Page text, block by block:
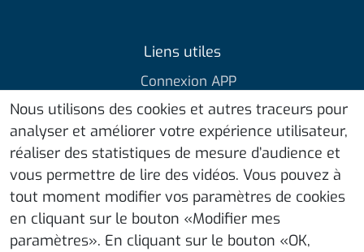
Liens utiles
Connexion APP
Actualités
Blog
Contact
Mentions légales
La société
Nous utilisons des cookies et autres traceurs pour
analyser et améliorer votre expérience utilisateur,
réaliser des statistiques de mesure d’audience et
vous permettre de lire des vidéos. Vous pouvez à
tout moment modifier vos paramètres de cookies
en cliquant sur le bouton «Modifier mes
paramètres». En cliquant sur le bouton «OK,